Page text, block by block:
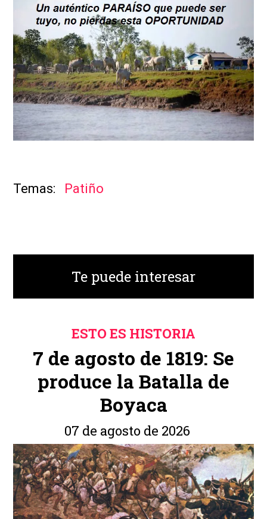
Patiño
Te puede interesar
7 de agosto de 1819: Se
produce la Batalla de
Boyaca
ESTO ES HISTORIA
07 de agosto de 2026